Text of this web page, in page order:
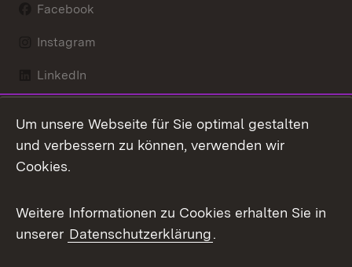
Facebook
Instagram
LinkedIn
X / Twitter
Youtube
Kontakt
Datenschutz
Um unsere Webseite für Sie optimal gestalten
und verbessern zu können, verwenden wir
Cookies.
Weitere Informationen zu Cookies erhalten Sie in
unserer Datenschutzerklärung.